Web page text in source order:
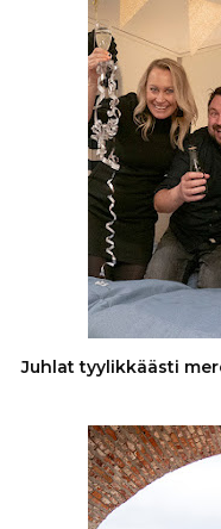
Juhlat tyylikkäästi